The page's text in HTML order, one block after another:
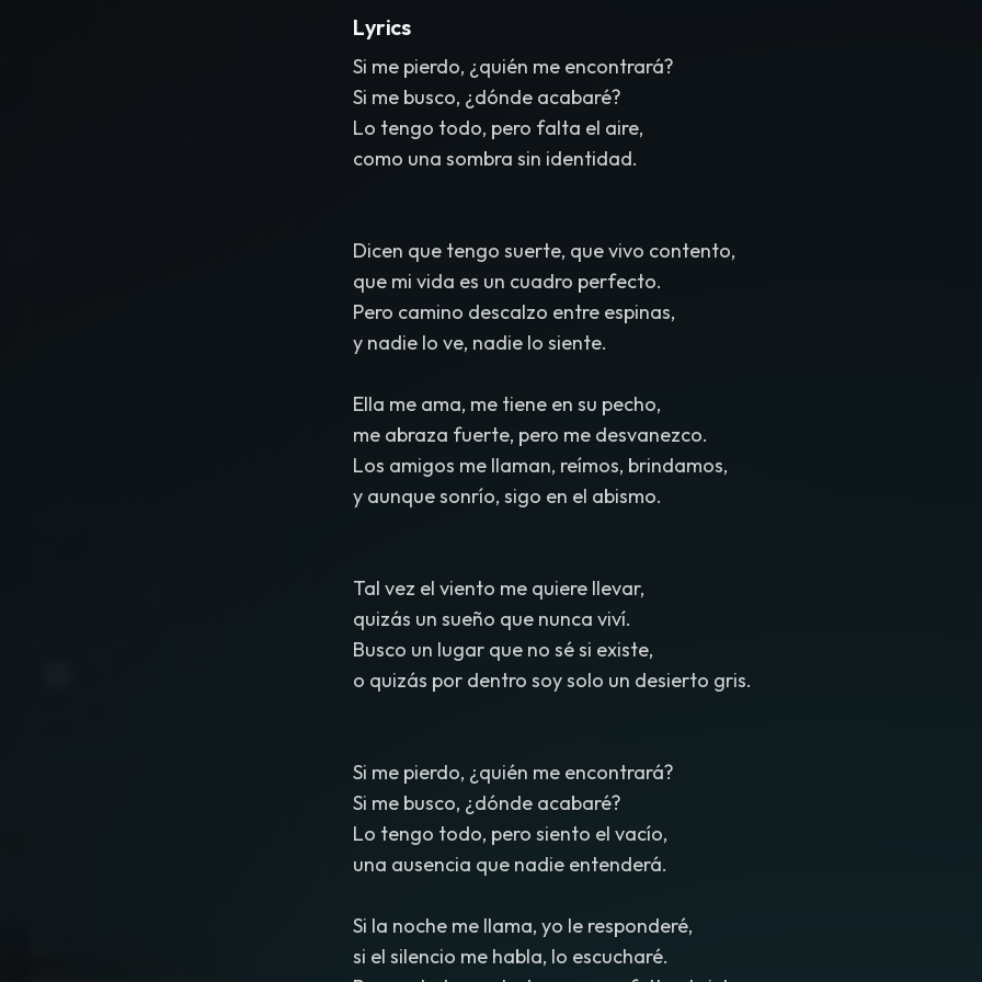
Lyrics
Si me pierdo, ¿quién me encontrará?
Si me busco, ¿dónde acabaré?
Lo tengo todo, pero falta el aire,
como una sombra sin identidad.
Dicen que tengo suerte, que vivo contento,
que mi vida es un cuadro perfecto.
Pero camino descalzo entre espinas,
y nadie lo ve, nadie lo siente.
Ella me ama, me tiene en su pecho,
me abraza fuerte, pero me desvanezco.
Los amigos me llaman, reímos, brindamos,
y aunque sonrío, sigo en el abismo.
Tal vez el viento me quiere llevar,
quizás un sueño que nunca viví.
Busco un lugar que no sé si existe,
o quizás por dentro soy solo un desierto gris.
Si me pierdo, ¿quién me encontrará?
Si me busco, ¿dónde acabaré?
Lo tengo todo, pero siento el vacío,
una ausencia que nadie entenderá.
Si la noche me llama, yo le responderé,
si el silencio me habla, lo escucharé.